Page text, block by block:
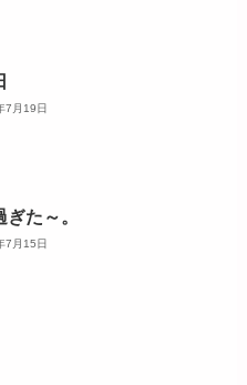
7月19日
た～。
7月15日